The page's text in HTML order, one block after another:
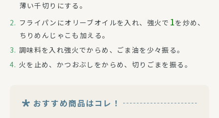
薄い千切りにする。
フライパンにオリーブオイルを入れ、強火で 1を炒め、
ちりめんじゃこも加える。
調味料を入れ強火でからめ、ごま油を少々振る。
火を止め、かつおぶしをからめ、切りごまを振る。
おすすめ商品はコレ！